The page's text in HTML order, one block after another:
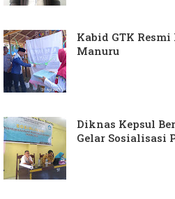
Kabid GTK
Manuru
Diknas Kepsul
Gelar Sosialisasi